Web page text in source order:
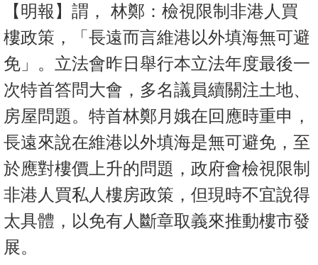
谷
按
揭
地
產
博
客
地
產
新
聞
數
【明報】謂， 林鄭：檢視限制非港人買
樓政策，「長遠而言維港以外填海無可避
免」。立法會昨日舉行本立法年度最後一
次特首答問大會，多名議員續關注土地、
房屋問題。特首林鄭月娥在回應時重申，
長遠來說在維港以外填海是無可避免，至
於應對樓價上升的問題，政府會檢視限制
非港人買私人樓房政策，但現時不宜說得
太具體，以免有人斷章取義來推動樓市發
展。